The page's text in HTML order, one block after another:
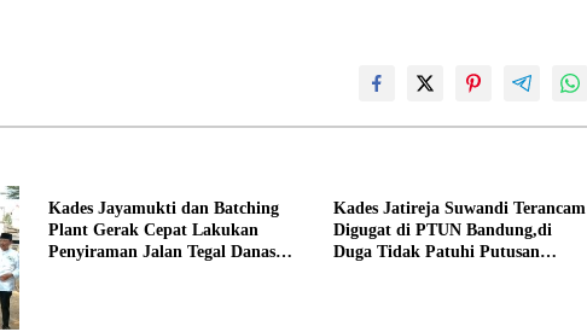
Kades Jayamukti dan Batching
Plant Gerak Cepat Lakukan
Penyiraman Jalan Tegal Danas
Kades Jatireja Suwandi Terancam
Digugat di PTUN Bandung,di
Duga Tidak Patuhi Putusan